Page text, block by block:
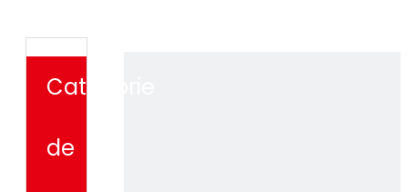
Catégorie
de